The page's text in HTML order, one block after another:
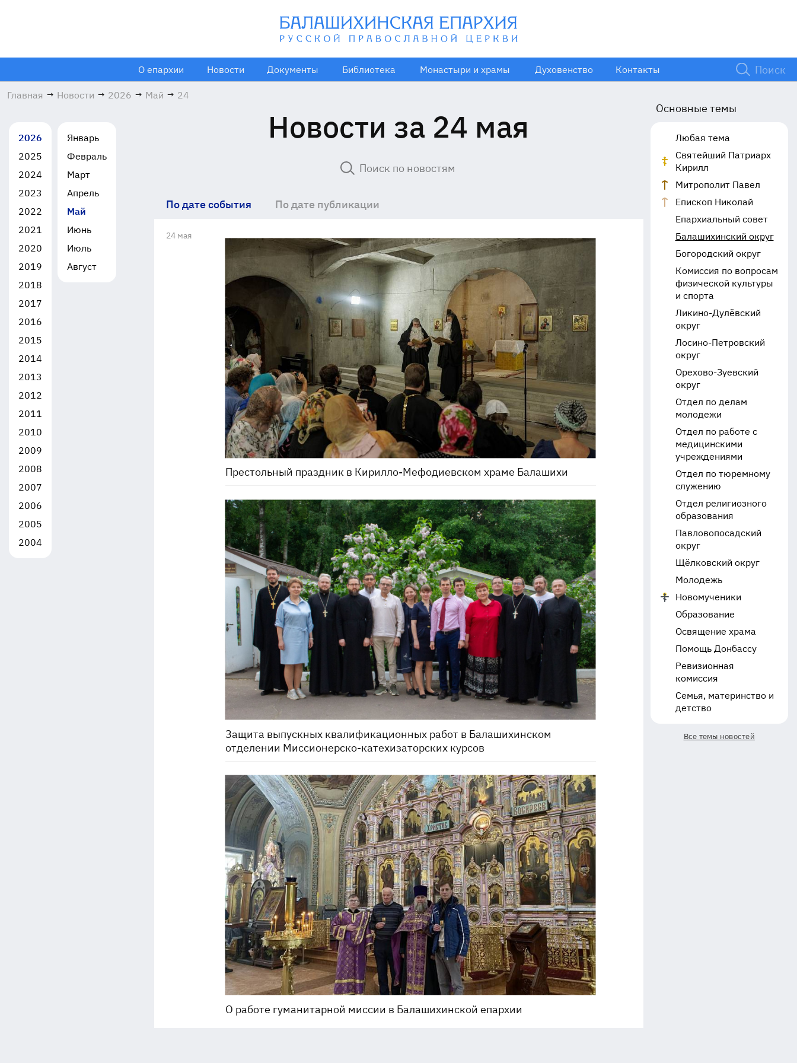
О епархии Новости Документы Библиотека Монастыри и храмы Духовенство Контакты
Главная → Новости → 2026 → Май → 24
2026
2025
2024
2023
2022
2021
2020
2019
2018
2017
2016
2015
2014
2013
2012
2011
2010
2009
2008
2007
2006
2005
2004
Январь
Февраль
Март
Апрель
Май
Июнь
Июль
Август
Новости за 24 мая
По дате события По дате публикации
24 мая
Престольный праздник в Кирилло-Мефодиевском храме Балашихи
Защита выпускных квалификационных работ в Балашихинском
отделении Миссионерско-катехизаторских курсов
О работе гуманитарной миссии в Балашихинской епархии
Основные темы
Любая тема
Святейший Патриарх
Кирилл
Митрополит Павел
Епископ Николай
Епархиальный совет
Балашихинский округ
Богородский округ
Комиссия по вопросам
физической культуры
и спорта
Ликино-Дулёвский
округ
Лосино-Петровский
округ
Орехово-Зуевский
округ
Отдел по делам
молодежи
Отдел по работе с
медицинскими
учреждениями
Отдел по тюремному
служению
Отдел религиозного
образования
Павловопосадский
округ
Щёлковский округ
Молодежь
Новомученики
Образование
Освящение храма
Помощь Донбассу
Ревизионная
комиссия
Семья, материнство и
детство
Все темы новостей